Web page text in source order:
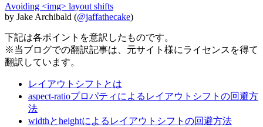
Avoiding <img> layout shifts
by Jake Archibald (@jaffathecake)
下記は各ポイントを意訳したものです。
※当ブログでの翻訳記事は、元サイト様にライセンスを得て
翻訳しています。
レイアウトシフトとは
aspect-ratioプロパティによるレイアウトシフトの回避方
法
widthとheightによるレイアウトシフトの回避方法